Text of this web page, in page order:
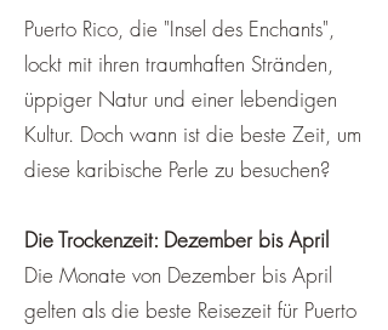
Puerto Rico, die "Insel des Enchants",
lockt mit ihren traumhaften Stränden,
üppiger Natur und einer lebendigen
Kultur. Doch wann ist die beste Zeit, um
diese karibische Perle zu besuchen?
Die Trockenzeit: Dezember bis April
Die Monate von Dezember bis April
gelten als die beste Reisezeit für Puerto